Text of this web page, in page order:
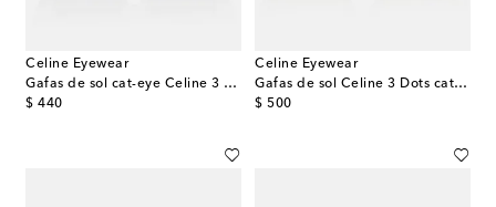
Celine Eyewear
Gafas de sol cat-eye Celine 3 Dots
$ 440
original price
Celine Eyewear
Gafas de sol Celine 3 Dots cat-eye
$ 500
original price